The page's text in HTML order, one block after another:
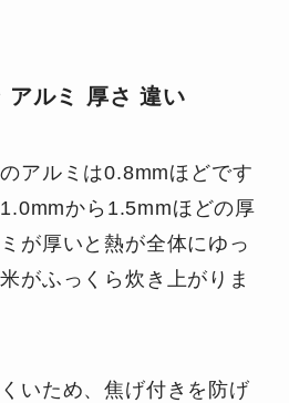
アルミ 厚さ 違い
アルミは0.8mmほどです
から1.5mmほどの厚
が厚いと熱が全体にゆっ
がふっくら炊き上がりま
いため、焦げ付きを防げ